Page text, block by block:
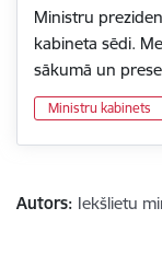
Ministru
kabineta sēdi.
sākumā un
Ministru kabinets
Autors: Iekšlietu